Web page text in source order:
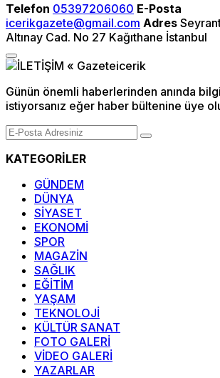
Telefon 05397206060 E-Posta
icerikgazete@gmail.com Adres
Altınay Cad. No 27 Kağıthane İstanbul
Günün önemli haberlerinden anında
istiyorsanız eğer haber bültenine üye
KATEGORİLER
GÜNDEM
DÜNYA
SİYASET
EKONOMİ
SPOR
MAGAZİN
SAĞLIK
EĞİTİM
YAŞAM
TEKNOLOJİ
KÜLTÜR SANAT
FOTO GALERİ
VİDEO GALERİ
YAZARLAR